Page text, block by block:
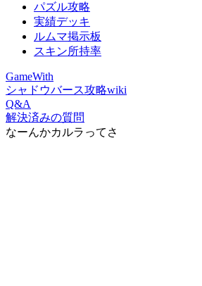
パズル攻略
実績デッキ
ルムマ掲示板
スキン所持率
GameWith
シャドウバース攻略wiki
Q&A
解決済みの質問
なーんかカルラってさ